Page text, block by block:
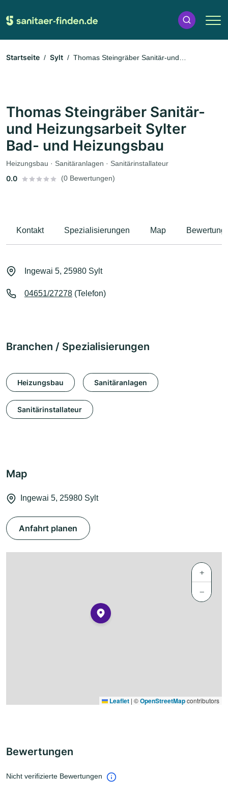
Startseite Sylt
Thomas Steingräber Sanitär-und
Thomas Steingräber Sanitär-
und Heizungsarbeit Sylter
Bad- und Heizungsbau
Heizungsbau · Sanitäranlagen · Sanitärinstallateur
0.0 (0 Bewertungen)
Kontakt Spezialisierungen Map
Ingewai 5, 25980 Sylt
04651/27278 (Telefon)
Branchen / Spezialisierungen
Heizungsbau Sanitäranlagen
Sanitärinstallateur
Map
Ingewai 5, 25980 Sylt
Anfahrt planen
+
−
Leaflet | ©OpenStreetMapcontributors
Bewertungen
Nicht verifizierte Bewertungen